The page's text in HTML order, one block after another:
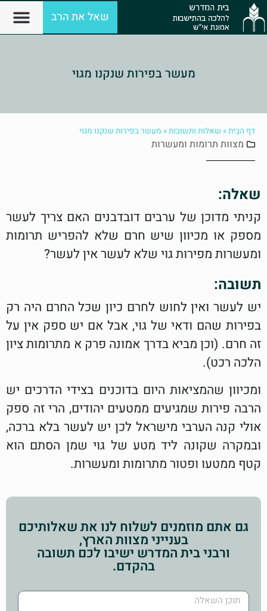
שאל את הרב
מעשר בפירות שנקנו מגוי
דף הבית» שאלות ותשובות» מעשר בפירות שנקנו מגוי
מצוות תרומות ומעשרות
שאלה:
קניתי מדוכן של ערבים דובדבנים האם צריך לעשר
מספק או מכיוון שיש חרם שלא להפריש תרומות
ומעשרות מפירות גוי שלא לעשר אין לעשר?
תשובה:
יש לעשר ואין לחוש לחרם כיון שכל החרם היה רק
בפירות שהם ודאי של גוי, אבל אם יש ספק אין על
זה חרם. (וכן מביא בדרך אמונה פרק א מתרומות ציון
הלכה רכט).
ומכיוון שהמציאות היום בדוכנים בצידי הדרכים יש
הרבה פירות שמגיעים ממטעים יהודים, הרי זה ספק
אולי קנה הערבי מישראל לכן יש לעשר בלא ברכה,
ובמקרה שקונה ליד מטע של גוי שמן הסתם הוא
קטף ממטעו ופטור מתרומות ומעשרות.
גם אתם מוזמנים לשלוח לנו את שאלותיכם
בענייני מצוות הארץ,
ורבני בית המדרש ישיבו לכם תשובה
בהקדם.